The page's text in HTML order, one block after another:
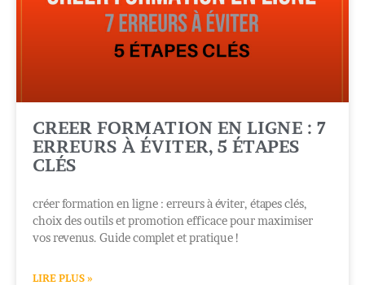
CREER FORMATION EN LIGNE : 7
ERREURS À ÉVITER, 5 ÉTAPES
CLÉS
créer formation en ligne : erreurs à éviter, étapes clés,
choix des outils et promotion efficace pour maximiser
vos revenus. Guide complet et pratique !
LIRE PLUS »